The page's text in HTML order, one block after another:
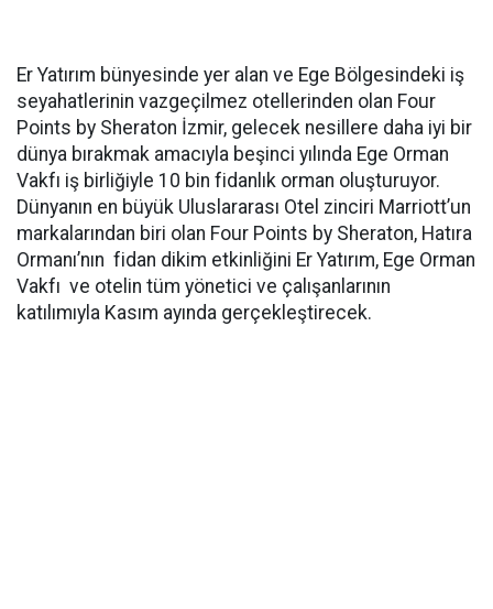
Er Yatırım bünyesinde yer alan ve Ege Bölgesindeki iş
seyahatlerinin vazgeçilmez otellerinden olan Four
Points by Sheraton İzmir, gelecek nesillere daha iyi bir
dünya bırakmak amacıyla beşinci yılında Ege Orman
Vakfı iş birliğiyle 10 bin fidanlık orman oluşturuyor.
Dünyanın en büyük Uluslararası Otel zinciri Marriott’un
markalarından biri olan Four Points by Sheraton, Hatıra
Ormanı’nın fidan dikim etkinliğini Er Yatırım, Ege Orman
Vakfı ve otelin tüm yönetici ve çalışanlarının
katılımıyla Kasım ayında gerçekleştirecek.